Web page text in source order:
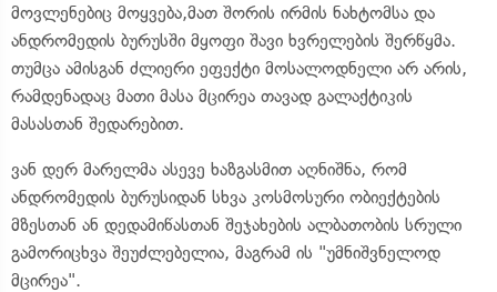
მოვლენებიც მოყვება,მათ შორის ირმის ნახტომსა და
ანდრომედის ბურუსში მყოფი შავი ხვრელების შერწყმა.
თუმცა ამისგან ძლიერი ეფექტი მოსალოდნელი არ არის,
რამდენადაც მათი მასა მცირეა თავად გალაქტიკის
მასასთან შედარებით.
ვან დერ მარელმა ასევე ხაზგასმით აღნიშნა, რომ
ანდრომედის ბურუსიდან სხვა კოსმოსური ობიექტების
მზესთან ან დედამიწასთან შეჯახების ალბათობის სრული
გამორიცხვა შეუძლებელია, მაგრამ ის "უმნიშვნელოდ
მცირეა".